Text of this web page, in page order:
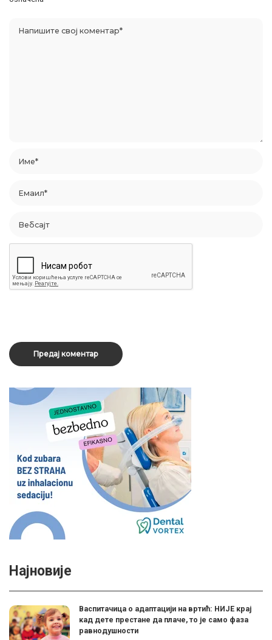
Најновије
Васпитачица о адаптацији на вртић: НИЈЕ крај
кад дете престане да плаче, то је само фаза
равнодушности